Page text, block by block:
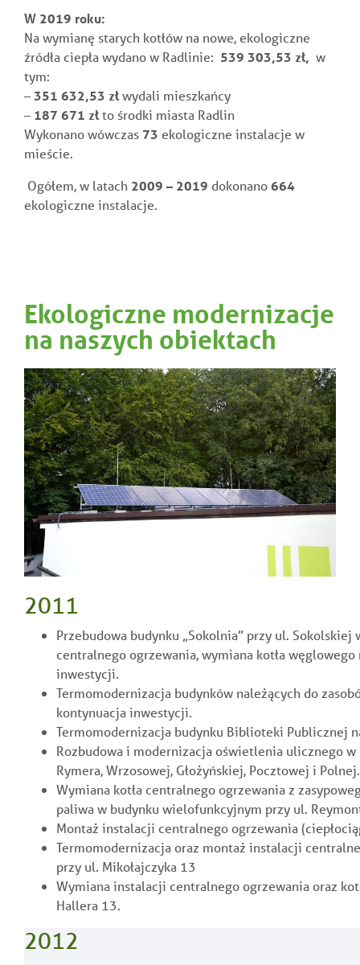
W 2019 roku:
Na wymianę starych kotłów na nowe, ekologiczne
źródła ciepła wydano w Radlinie: 539 303,53 zł, w
tym:
–351 632,53 złwydali mieszkańcy
– 187 671 złto środki miasta Radlin
Wykonano wówczas 73 ekologiczne instalacje w
mieście.
Ogółem, w latach 2009 – 2019 dokonano664
ekologiczne instalacje.
Ekologiczne modernizacje
na naszych obiektach
2011
Przebudowa budynku „Sokolnia” przy ul.
centralnego ogrzewania, wymiana kotła
inwestycji.
Termomodernizacja budynków należących do
kontynuacja inwestycji.
Termomodernizacja budynku Biblioteki Publicznej
Rozbudowa i modernizacja oświetlenia ulicznego
Rymera, Wrzosowej, Głożyńskiej, Pocztowej i Polnej.
Wymiana kotła centralnego ogrzewania z
paliwa w budynku wielofunkcyjnym przy ul.
Montaż instalacji centralnego ogrzewania
Termomodernizacja oraz montaż instalacji
przy ul. Mikołajczyka 13
Wymiana instalacji centralnego ogrzewania oraz
Hallera 13.
2012